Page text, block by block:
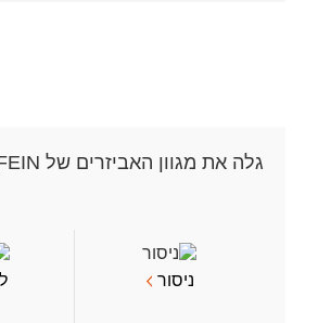
גלה את מגוון האביזרים של FEIN
ניסור